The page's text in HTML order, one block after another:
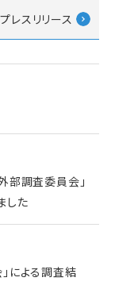
プレスリリース
部調査委員会」
した
による調査結